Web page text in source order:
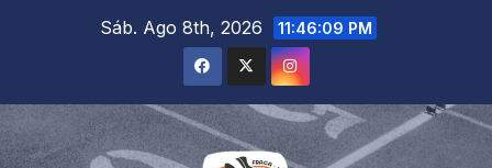
Sáb. Ago 8th, 2026 11:46:10 PM